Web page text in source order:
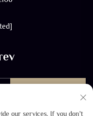
our services. If you don't